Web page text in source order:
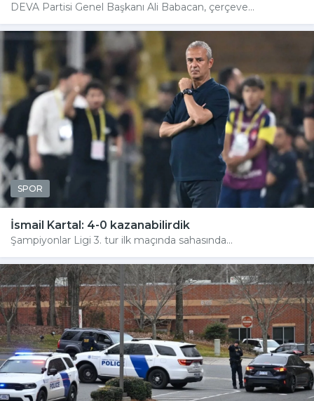
DEVA Partisi Genel Başkanı Ali Babacan, çerçeve...
SPOR
İsmail Kartal: 4-0 kazanabilirdik
Şampiyonlar Ligi 3. tur ilk maçında sahasında...